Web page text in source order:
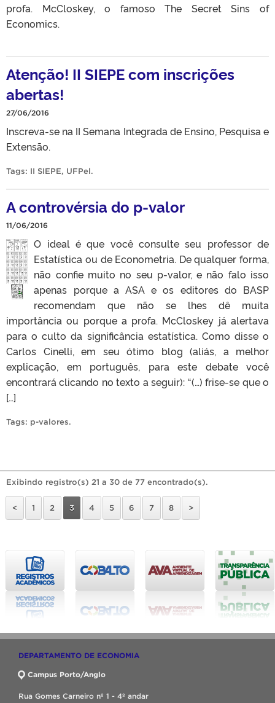
profa. McCloskey, o famoso The Secret Sins of
Economics.
Atenção! II SIEPE com inscrições
abertas!
27/06/2016
Inscreva-se na II Semana Integrada de Ensino, Pesquisa e
Extensão.
Tags: II SIEPE, UFPel.
A controvérsia do p-valor
11/06/2016
O ideal é que você consulte seu professor de
Estatística ou de Econometria. De qualquer forma,
não confie muito no seu p-valor, e não falo isso
apenas porque a ASA e os editores do BASP
recomendam que não se lhes dê muita
importância ou porque a profa. McCloskey já alertava
para o culto da significância estatística. Como disse o
Carlos Cinelli, em seu ótimo blog (aliás, a melhor
explicação, em português, para este debate você
encontrará clicando no texto a seguir): “(…) frise-se que o
[…]
Tags: p-valores.
Exibindo registro(s) 21 a 30 de 77 encontrado(s).
< 1 2 3 4 5 6 7 8 >
DEPARTAMENTO DE ECONOMIA
Campus Porto/Anglo
Rua Gomes Carneiro nº 1 - 4º andar